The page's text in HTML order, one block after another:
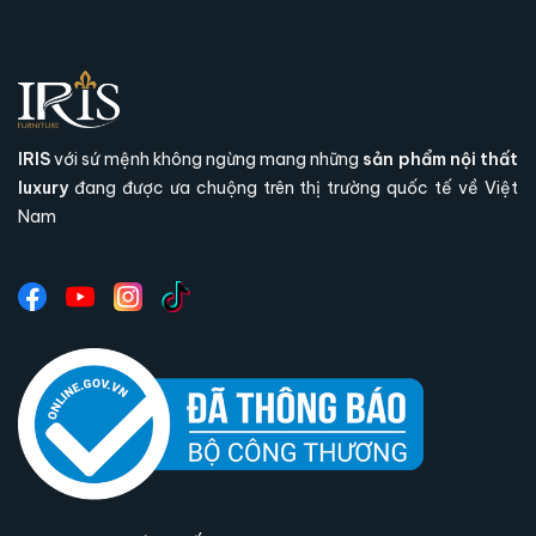
Ghế Frame Shaked không chỉ là ghế ăn thông
thường mà còn là sự kết hợp tinh tế giữa thiết
kế hiện đại, chất liệu cao cấp và trải nghiệm
ngồi tối ưu.
IRISvới sứ mệnh không ngừng mang những sản phẩm nội thất
luxuryđang được ưa chuộng trên thị trường quốc tế về Việt
Nam